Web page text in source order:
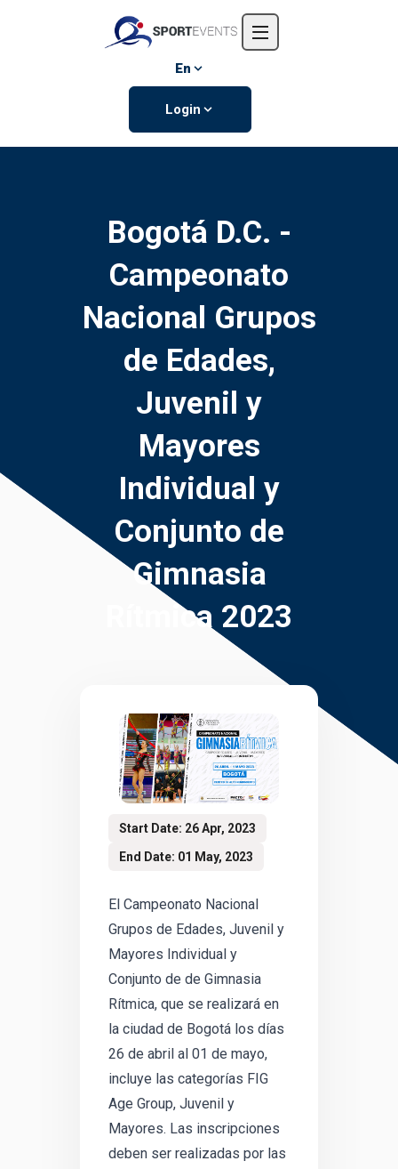
Events
En
Login
Bogotá D.C. -
Campeonato
Nacional Grupos
de Edades,
Juvenil y
Mayores
Individual y
Conjunto de
Gimnasia
Rítmica 2023
Start Date: 26 Apr, 2023
End Date: 01 May, 2023
El Campeonato Nacional
Grupos de Edades, Juvenil y
Mayores Individual y
Conjunto de de Gimnasia
Rítmica, que se realizará en
la ciudad de Bogotá los días
26 de abril al 01 de mayo,
incluye las categorías FIG
Age Group, Juvenil y
Mayores. Las inscripciones
deben ser realizadas por las